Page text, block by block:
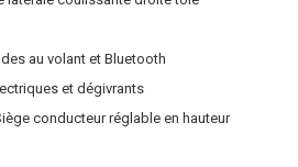
au volant et Bluetooth
et dégivrants
conducteur réglable en hauteur